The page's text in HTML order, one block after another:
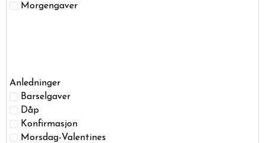
Morgengaver
Anledninger
Barselgaver
Dåp
Konfirmasjon
Morsdag-Valentines